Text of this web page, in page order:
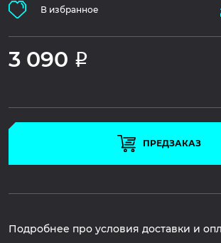
В избранное
3 090 Р
ПРЕДЗАКАЗ
Подробнее про условия доставки и